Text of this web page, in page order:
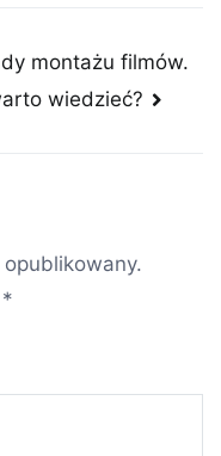
montażu filmów.
wiedzieć?
*